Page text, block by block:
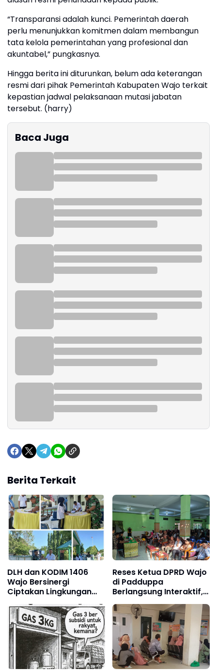
“Transparansi adalah kunci. Pemerintah daerah
perlu menunjukkan komitmen dalam membangun
tata kelola pemerintahan yang profesional dan
akuntabel,” pungkasnya.
Hingga berita ini diturunkan, belum ada keterangan
resmi dari pihak Pemerintah Kabupaten Wajo terkait
kepastian jadwal pelaksanaan mutasi jabatan
tersebut. (harry)
Baca Juga
Berita Terkait
DLH dan KODIM 1406
Wajo Bersinergi
Ciptakan Lingkungan
Wilayah Kecamatan
Tempe
Reses Ketua DPRD Wajo
di Padduppa
Berlangsung Interaktif,
Aspirasi Jalan,
Drainase, hingga
Pelayanan Publik